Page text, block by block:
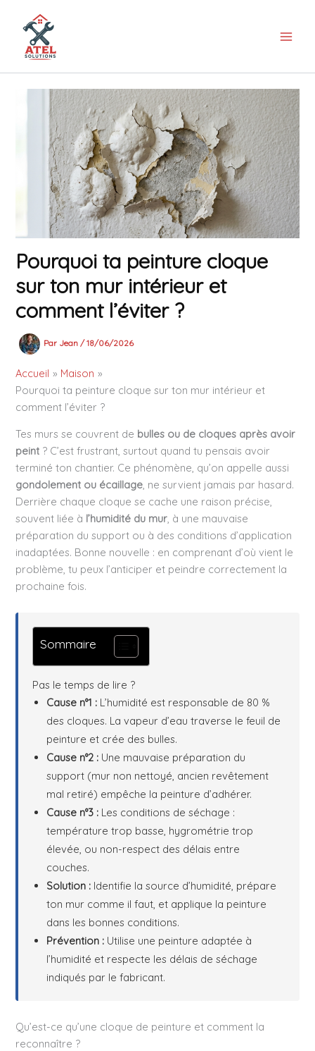
contenu
Pourquoi ta peinture cloque
sur ton mur intérieur et
comment l’éviter ?
Par Jean /18/06/2026
Accueil
Maison
Pourquoi ta peinture cloque sur ton mur intérieur et
comment l’éviter ?
Tes murs se couvrent de bulles ou de cloques après avoir
peint ? C’est frustrant, surtout quand tu pensais avoir
terminé ton chantier. Ce phénomène, qu’on appelle aussi
gondolement ou écaillage, ne survient jamais par hasard.
Derrière chaque cloque se cache une raison précise,
souvent liée à l’humidité du mur, à une mauvaise
préparation du support ou à des conditions d’application
inadaptées. Bonne nouvelle : en comprenant d’où vient le
problème, tu peux l’anticiper et peindre correctement la
prochaine fois.
Sommaire
Pas le temps de lire ?
Cause n°1 : L’humidité est responsable de 80 %
des cloques. La vapeur d’eau traverse le feuil de
peinture et crée des bulles.
Cause n°2 : Une mauvaise préparation du
support (mur non nettoyé, ancien revêtement
mal retiré) empêche la peinture d’adhérer.
Cause n°3 : Les conditions de séchage :
température trop basse, hygrométrie trop
élevée, ou non-respect des délais entre
couches.
Solution : Identifie la source d’humidité, prépare
ton mur comme il faut, et applique la peinture
dans les bonnes conditions.
Prévention : Utilise une peinture adaptée à
l’humidité et respecte les délais de séchage
indiqués par le fabricant.
Qu’est-ce qu’une cloque de peinture et comment la
reconnaître ?